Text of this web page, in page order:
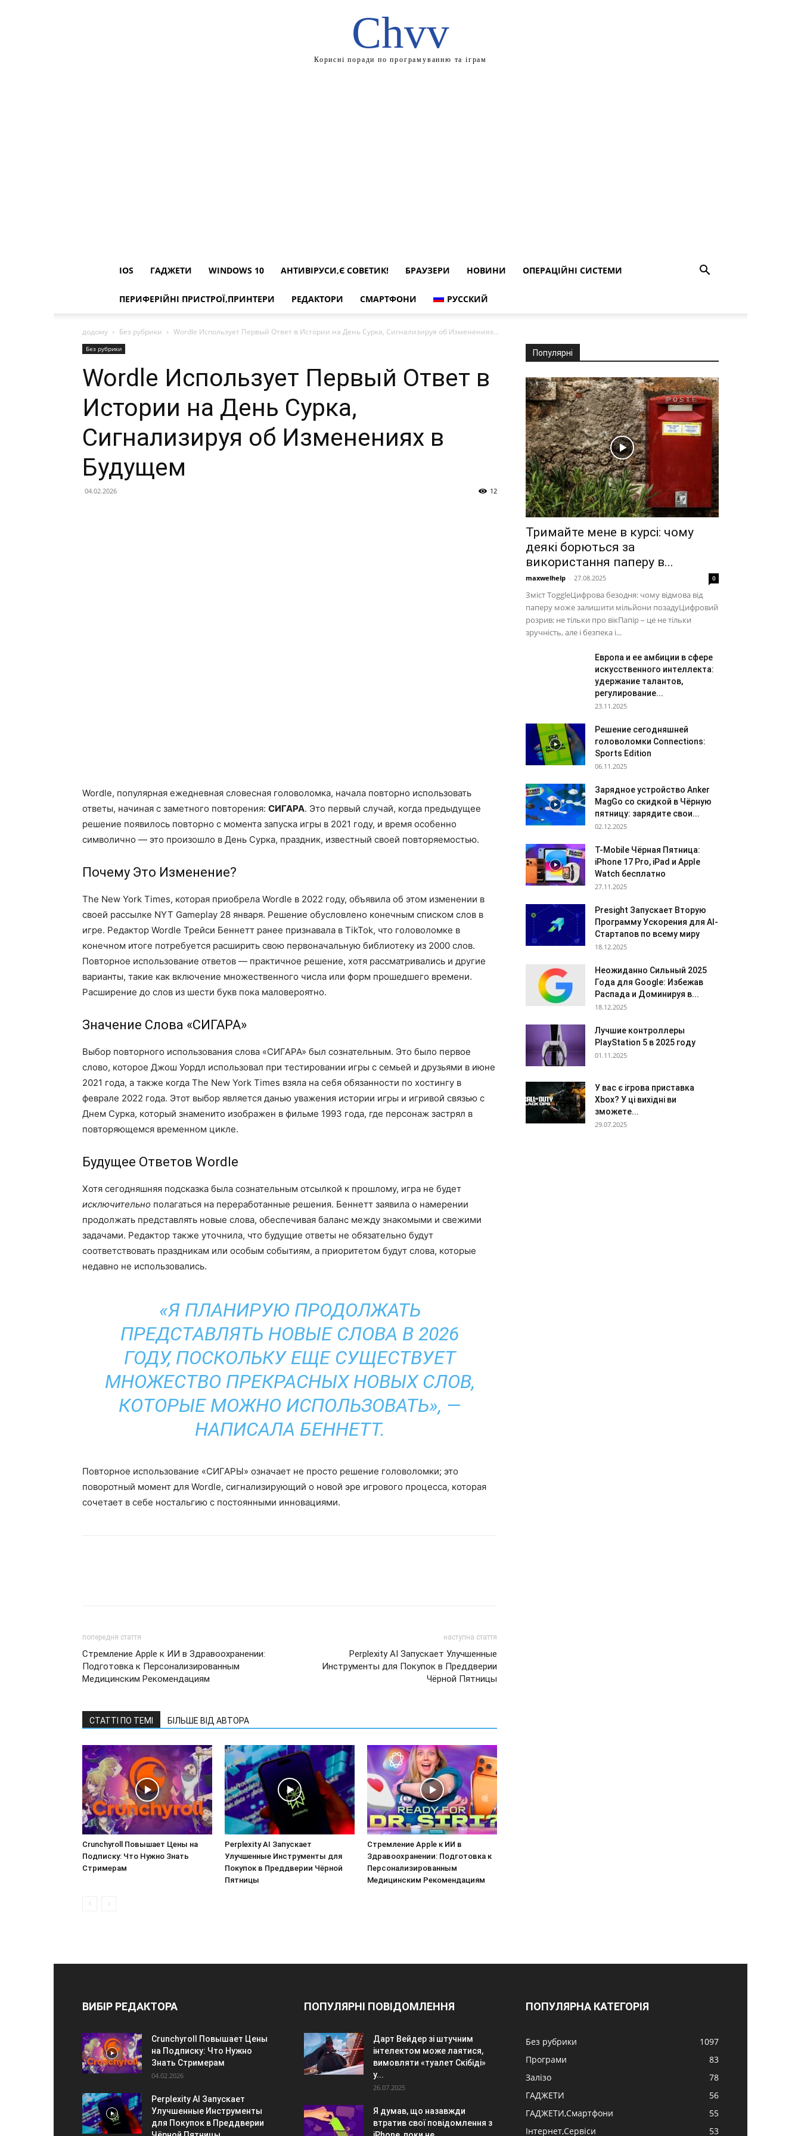
Chvv
Корисні поради по програмуванню та іграм
IOS ГАДЖЕТИ WINDOWS 10 АНТИВІРУСИ,Є СОВЕТИК! БРАУЗЕРИ НОВИНИ ОПЕРАЦІЙНІ СИСТЕМИ
ПЕРИФЕРІЙНІ ПРИСТРОЇ,ПРИНТЕРИ РЕДАКТОРИ СМАРТФОНИ РУССКИЙ
додому Без рубрики Wordle Использует Первый Ответ в Истории на День Сурка, Сигнализируя об Изменениях...
Без рубрики
Wordle Использует Первый Ответ в
Истории на День Сурка,
Сигнализируя об Изменениях в
Будущем
04.02.2026 12
Wordle, популярная ежедневная словесная головоломка, начала повторно использовать
ответы, начиная с заметного повторения: СИГАРА. Это первый случай, когда предыдущее
решение появилось повторно с момента запуска игры в 2021 году, и время особенно
символично — это произошло в День Сурка, праздник, известный своей повторяемостью.
Почему Это Изменение?
The New York Times, которая приобрела Wordle в 2022 году, объявила об этом изменении в
своей рассылке NYT Gameplay 28 января. Решение обусловлено конечным списком слов в
игре. Редактор Wordle Трейси Беннетт ранее признавала в TikTok, что головоломке в
конечном итоге потребуется расширить свою первоначальную библиотеку из 2000 слов.
Повторное использование ответов — практичное решение, хотя рассматривались и другие
варианты, такие как включение множественного числа или форм прошедшего времени.
Расширение до слов из шести букв пока маловероятно.
Значение Слова «СИГАРА»
Выбор повторного использования слова «СИГАРА» был сознательным. Это было первое
слово, которое Джош Уордл использовал при тестировании игры с семьей и друзьями в июне
2021 года, а также когда The New York Times взяла на себя обязанности по хостингу в
феврале 2022 года. Этот выбор является данью уважения истории игры и игривой связью с
Днем Сурка, который знаменито изображен в фильме 1993 года, где персонаж застрял в
повторяющемся временном цикле.
Будущее Ответов Wordle
Хотя сегодняшняя подсказка была сознательным отсылкой к прошлому, игра не будет
исключительно полагаться на переработанные решения. Беннетт заявила о намерении
продолжать представлять новые слова, обеспечивая баланс между знакомыми и свежими
задачами. Редактор также уточнила, что будущие ответы не обязательно будут
соответствовать праздникам или особым событиям, а приоритетом будут слова, которые
недавно не использовались.
«Я ПЛАНИРУЮ ПРОДОЛЖАТЬ
ПРЕДСТАВЛЯТЬ НОВЫЕ СЛОВА В 2026
ГОДУ, ПОСКОЛЬКУ ЕЩЕ СУЩЕСТВУЕТ
МНОЖЕСТВО ПРЕКРАСНЫХ НОВЫХ СЛОВ,
КОТОРЫЕ МОЖНО ИСПОЛЬЗОВАТЬ», —
НАПИСАЛА БЕННЕТТ.
Повторное использование «СИГАРЫ» означает не просто решение головоломки; это
поворотный момент для Wordle, сигнализирующий о новой эре игрового процесса, которая
сочетает в себе ностальгию с постоянными инновациями.
попередня стаття
Стремление Apple к ИИ в Здравоохранении:
Подготовка к Персонализированным
Медицинским Рекомендациям
наступна стаття
Perplexity AI Запускает Улучшенные
Инструменты для Покупок в Преддверии
Чёрной Пятницы
СТАТТІ ПО ТЕМІ БІЛЬШЕ ВІД АВТОРА
Crunchyroll Повышает Цены на
Подписку: Что Нужно Знать
Стримерам
Perplexity AI Запускает
Улучшенные Инструменты для
Покупок в Преддверии Чёрной
Пятницы
Стремление Apple к ИИ в
Здравоохранении: Подготовка к
Персонализированным
Медицинским Рекомендациям
Популярні
Тримайте мене в курсі: чому
деякі борються за
використання паперу в...
maxwelhelp - 27.08.2025 0
Зміст ToggleЦифрова безодня: чому відмова від
паперу може залишити мільйони позадуЦифровий
розрив: не тільки про вікПапір – це не тільки
зручність, але і безпека і...
Европа и ее амбиции в сфере
искусственного интеллекта:
удержание талантов,
регулирование...
23.11.2025
Решение сегодняшней
головоломки Connections:
Sports Edition
06.11.2025
Зарядное устройство Anker
MagGo со скидкой в Чёрную
пятницу: зарядите свои...
02.12.2025
T-Mobile Чёрная Пятница:
iPhone 17 Pro, iPad и Apple
Watch бесплатно
27.11.2025
Presight Запускает Вторую
Программу Ускорения для AI-
Стартапов по всему миру
18.12.2025
Неожиданно Сильный 2025
Года для Google: Избежав
Распада и Доминируя в...
18.12.2025
Лучшие контроллеры
PlayStation 5 в 2025 году
01.11.2025
У вас є ігрова приставка
Xbox? У ці вихідні ви
зможете...
29.07.2025
ВИБІР РЕДАКТОРА
Crunchyroll Повышает Цены
на Подписку: Что Нужно
Знать Стримерам
04.02.2026
Perplexity AI Запускает
Улучшенные Инструменты
для Покупок в Преддверии
ПОПУЛЯРНІ ПОВІДОМЛЕННЯ
Дарт Вейдер зі штучним
інтелектом може лаятися,
вимовляти «туалет Скібіді»
у...
26.07.2025
Я думав, що назавжди
втратив свої повідомлення з
ПОПУЛЯРНА КАТЕГОРІЯ
Без рубрики
1097
Програми
83
Залізо
78
ГАДЖЕТИ
56
ГАДЖЕТИ,Смартфони
55
Інтернет,Сервіси
53